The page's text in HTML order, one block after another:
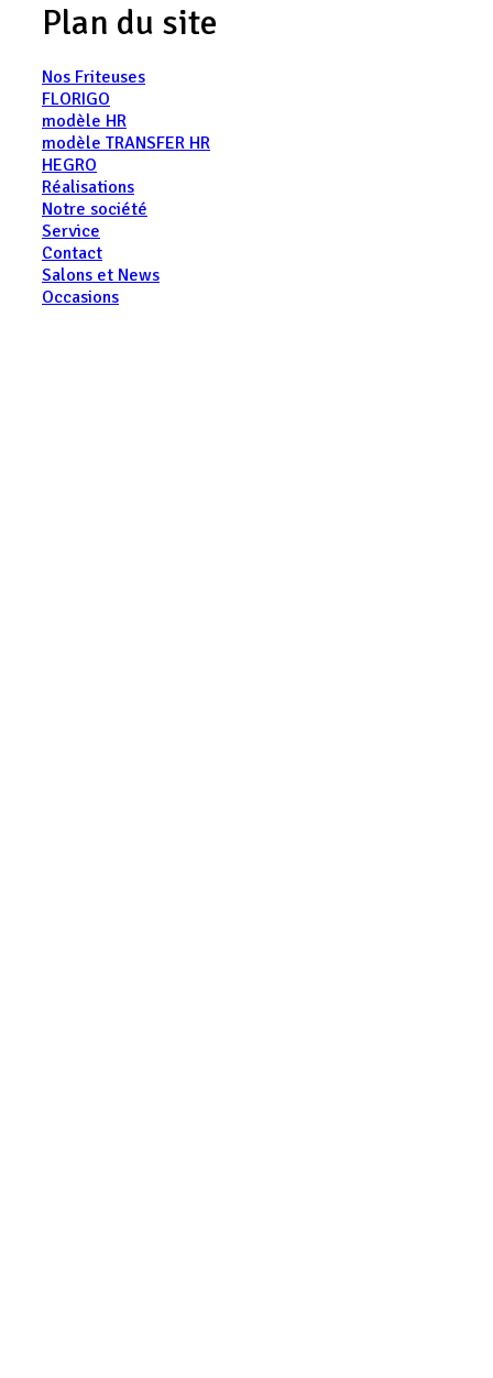
Plan du site
Nos Friteuses
FLORIGO
modèle HR
modèle TRANSFER HR
HEGRO
Réalisations
Notre société
Service
Contact
Salons et News
Occasions